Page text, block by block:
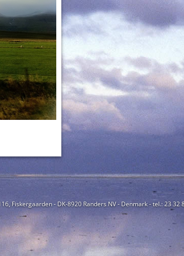
Fiskergaarden - DK-8920 Randers NV - Denmark - tel.: 23 32